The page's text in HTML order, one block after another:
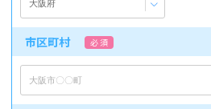
市区町村 必 須